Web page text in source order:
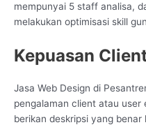
mempunyai 5 staff analisa,
melakukan optimisasi skill
Kepuasan
Jasa Web Design di
pengalaman client atau user
berikan deskripsi yang